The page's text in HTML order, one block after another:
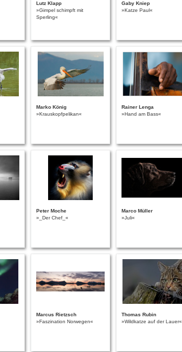
Lutz Klapp
»Gimpel schimpft mit
Sperling«
Gaby Kniep
»Katze Paul«
Marko König
»Krauskopfpelikan«
Rainer Lenga
»Hand am Bass«
Peter Moche
»_Der Chef_«
Marco Müller
»Juli«
Marcus Rietzsch
»Faszination Norwegen«
Thomas Rubin
»Wildkatze auf der Lauer«